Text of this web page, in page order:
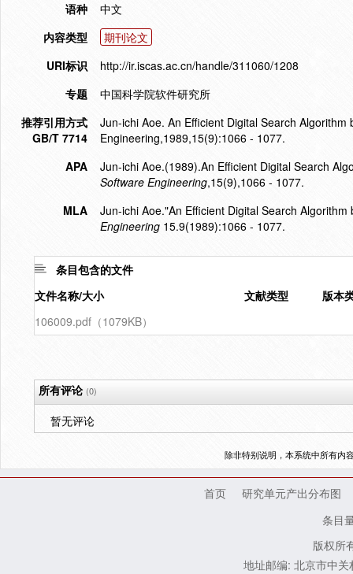
语种
中文
内容类型
期刊论文
URI标识
http://ir.iscas.ac.cn/handle/311060/1208
专题
中国科学院软件研究所
推荐引用方式
GB/T 7714
Jun-ichi Aoe. An Efficient Digital Search
Engineering,1989,15(9):1066 - 1077.
APA
Jun-ichi Aoe.(1989).An Efficient Digital Search
Software Engineering,15(9),1066 - 1077.
MLA
Jun-ichi Aoe."An Efficient Digital Search
Engineering 15.9(1989):1066 - 1077.
条目包含的文件
文件名称/大小
文献类型
版本
106009.pdf（1079KB）
所有评论(0)
暂无评论
除非特别说明，本系统中所有内
首页
研究单元产出分布图
条目
版权所
地址邮编: 北京市中